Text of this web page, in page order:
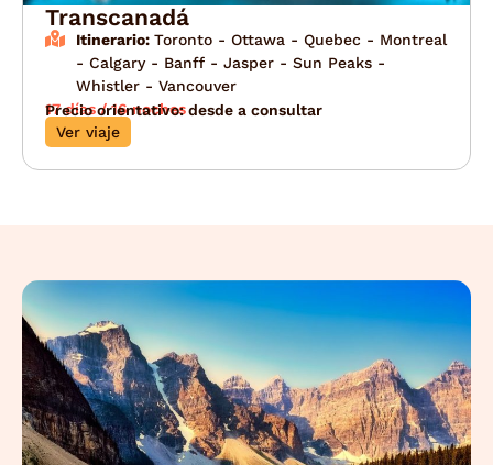
Transcanadá
Itinerario: Toronto - Ottawa - Quebec - Montreal
- Calgary - Banff - Jasper - Sun Peaks -
Whistler - Vancouver
17 días / 16 noches
Precio orientativo: desde a consultar
Ver viaje